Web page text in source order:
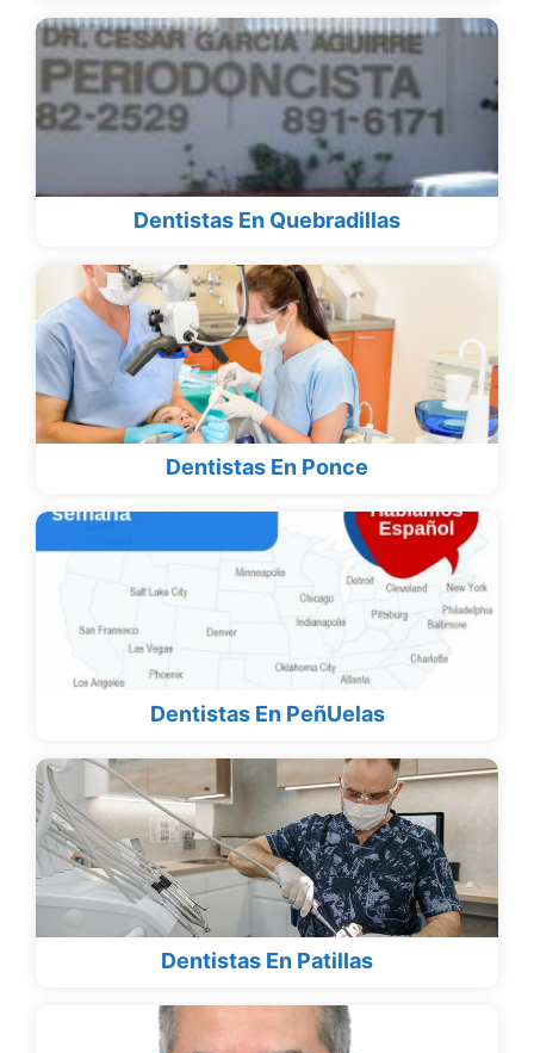
Dentistas En Quebradillas
Dentistas En Ponce
Dentistas En PeñUelas
Dentistas En Patillas